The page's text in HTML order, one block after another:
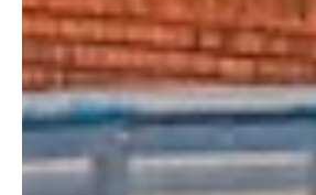
región y del país. Sin embargo, no todo